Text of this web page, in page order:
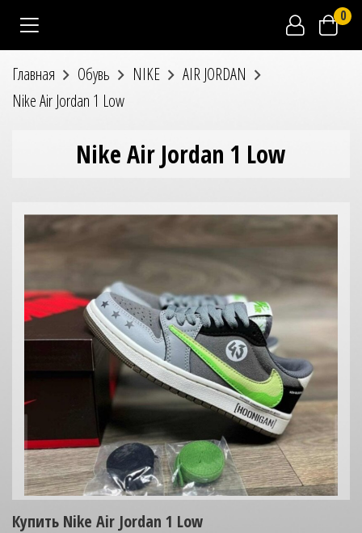
0
Главная Обувь NIKE
AIR JORDAN
Nike Air Jordan 1 Low
Nike Air Jordan 1 Low
Купить Nike Air Jordan 1 Low